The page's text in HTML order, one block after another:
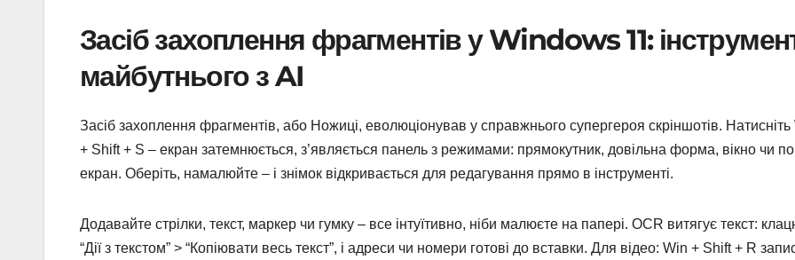
Засіб захоплення фрагментів у Windows 11:
майбутнього з AI
Засіб захоплення фрагментів, або Ножиці, еволюціонував у справжнього супергероя скріншотів. Натисніть
+ Shift + S – екран затемнюється, з’являється панель з режимами: прямокутник, довільна форма, вікно чи
екран. Оберіть, намалюйте – і знімок відкривається для редагування прямо в інструменті.
Додавайте стрілки, текст, маркер чи гумку – все інтуїтивно, ніби малюєте на папері. OCR витягує текст:
“Дії з текстом” > “Копіювати весь текст”, і адреси чи номери готові до вставки. Для відео: Win + Shift + R